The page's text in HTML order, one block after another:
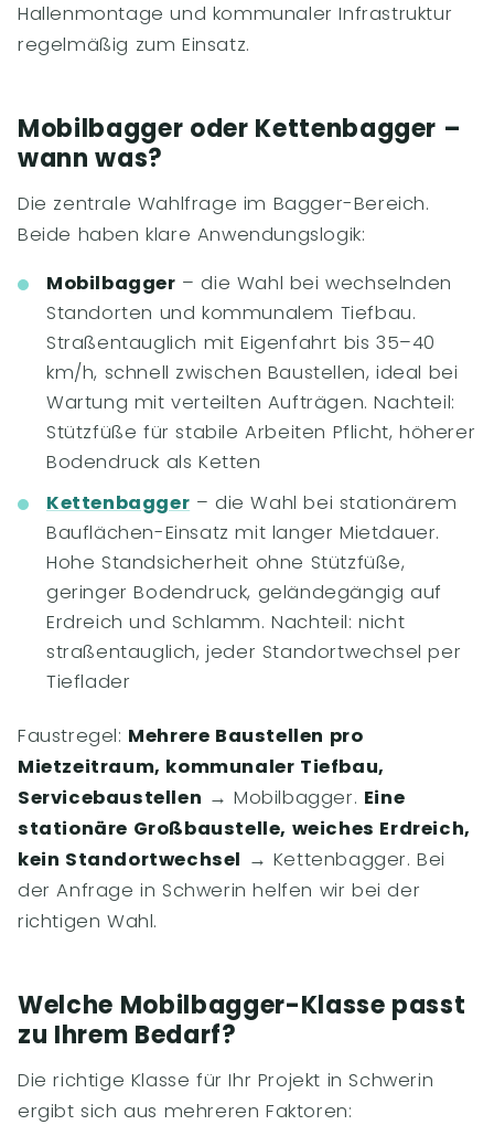
Hallenmontage und kommunaler Infrastruktur
regelmäßig zum Einsatz.
Mobilbagger oder Kettenbagger –
wann was?
Die zentrale Wahlfrage im Bagger-Bereich.
Beide haben klare Anwendungslogik:
Mobilbagger – die Wahl bei wechselnden
Standorten und kommunalem Tiefbau.
Straßentauglich mit Eigenfahrt bis 35–40
km/h, schnell zwischen Baustellen, ideal bei
Wartung mit verteilten Aufträgen. Nachteil:
Stützfüße für stabile Arbeiten Pflicht, höherer
Bodendruck als Ketten
Kettenbagger – die Wahl bei stationärem
Bauflächen-Einsatz mit langer Mietdauer.
Hohe Standsicherheit ohne Stützfüße,
geringer Bodendruck, geländegängig auf
Erdreich und Schlamm. Nachteil: nicht
straßentauglich, jeder Standortwechsel per
Tieflader
Faustregel: Mehrere Baustellen pro
Mietzeitraum, kommunaler Tiefbau,
Servicebaustellen → Mobilbagger. Eine
stationäre Großbaustelle, weiches Erdreich,
kein Standortwechsel → Kettenbagger. Bei
der Anfrage in Schwerin helfen wir bei der
richtigen Wahl.
Welche Mobilbagger-Klasse passt
zu Ihrem Bedarf?
Die richtige Klasse für Ihr Projekt in Schwerin
ergibt sich aus mehreren Faktoren: